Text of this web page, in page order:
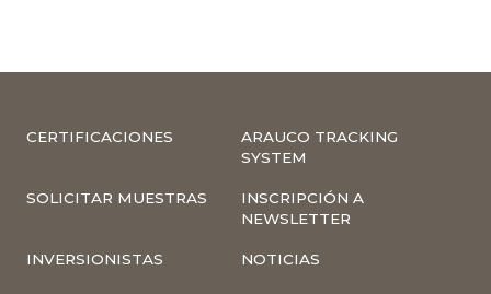
CERTIFICACIONES
ARAUCO TRACKING
SYSTEM
SOLICITAR MUESTRAS
INSCRIPCIÓN A
NEWSLETTER
INVERSIONISTAS NOTICIAS